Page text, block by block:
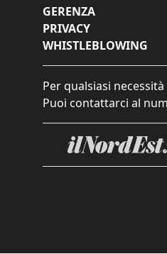
GERENZA
PRIVACY
WHISTLEBLOWING
Per qualsiasi
Puoi contattarci al